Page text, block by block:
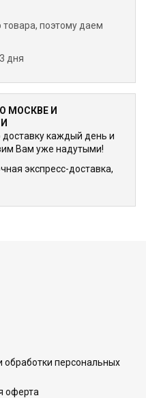
поэтому даем
дня
МОСКВЕ И
каждый день и
Вам уже надутыми!
экспресс-доставка,
обработки персональных
оферта